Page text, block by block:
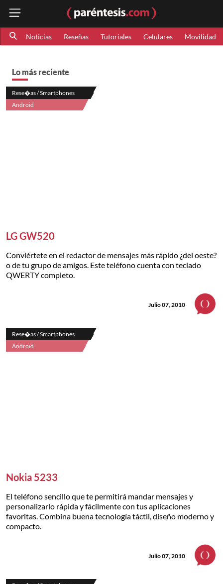
Noticias Reseñas Tutoriales Celulares Movilidad
Lo más reciente
Rese�as / Smartphones
Android
LG GW520
Conviértete en el redactor de mensajes más rápido ¿del oeste?
o de tu grupo de amigos. Este teléfono cuenta con teclado
QWERTY completo.
Julio 07, 2010
Rese�as / Smartphones
Android
Nokia 5233
El teléfono sencillo que te permitirá mandar mensajes y
personalizarlo rápida y fácilmente con tus aplicaciones
favoritas. Combina buena tecnología táctil, diseño moderno y
compacto.
Julio 07, 2010